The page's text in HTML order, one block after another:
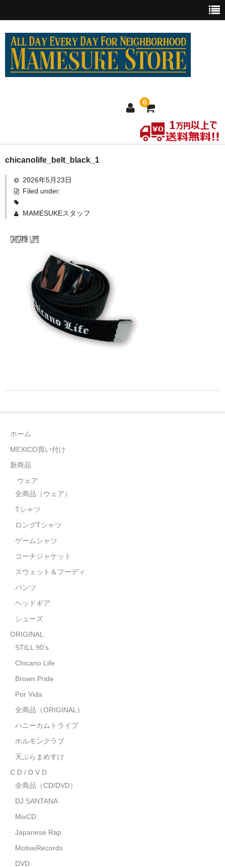
0
ホーム
MEXICO買い付け
新商品
全商品（ウェア）
Tシャツ
ロングTシャツ
ゲームシャツ
コーチジャケット
ヘッドギア
ORIGINAL
STILL 90’s
Brown Pride
全商品（ORIGINAL）
ハニーカムトライプ
天ぷらまめすけ
C D / D V D
全商品（CD/DVD）
DJ SANTANA
Japanese Rap
MotiveRecords
グ ッ ズ
タオル・リストバンド
トートバッグ
chicanolife_belt_black_1
2026年5月23日
Filed under:
MAMESUKEスタッフ
ホーム
MEXICO買い付け
新商品
ウェア
全商品（ウェア）
Tシャツ
ロングTシャツ
ゲームシャツ
コーチジャケット
スウェット＆フーディ
パンツ
ヘッドギア
シューズ
ORIGINAL
STILL 90’s
Chicano Life
Brown Pride
Por Vida
全商品（ORIGINAL）
ハニーカムトライプ
ホルモンクラブ
天ぷらまめすけ
C D / D V D
全商品（CD/DVD）
DJ SANTANA
MixCD
Japanese Rap
MotiveRecords
DVD